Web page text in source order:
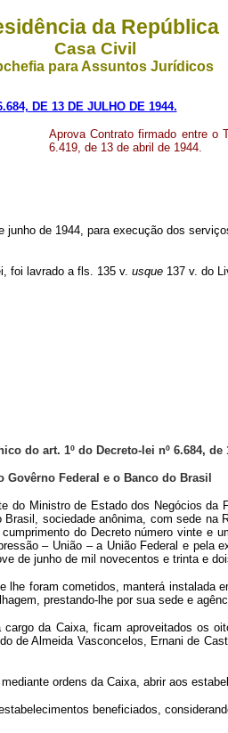
da República
Casa Civil
para Assuntos Jurídicos
DE 13 DE JULHO DE 1944.
Aprova Contrato firmado entre o
6.419, de 13 de abril de 1944.
junho de 1944, para execução dos
foi lavrado a fls. 135 v. usque 137 v. do
do art. 1º do Decreto-lei nº 6.684, de
Govêrno Federal e o Banco do Brasil
Ministro de Estado dos Negócios
sociedade anônima, com sede
do Decreto número vinte e
– União – a União Federal e pela
de junho de mil novecentos e trinta e
foram cometidos, manterá
prestando-lhe por sua sede e
da Caixa, ficam aproveitados os
de Almeida Vasconcelos, Ernani de
ordens da Caixa, abrir aos
beneficiados,